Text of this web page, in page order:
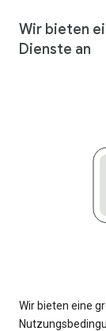
Wir bieten
Dienste an
Wir bieten eine